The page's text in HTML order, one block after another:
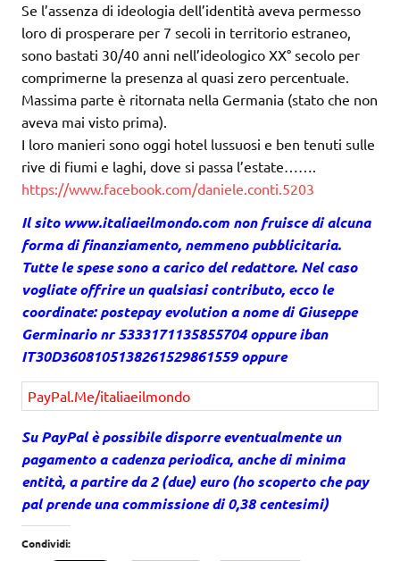
Se l’assenza di ideologia dell’identità aveva permesso
loro di prosperare per 7 secoli in territorio estraneo,
sono bastati 30/40 anni nell’ideologico XX° secolo per
comprimerne la presenza al quasi zero percentuale.
Massima parte è ritornata nella Germania (stato che non
aveva mai visto prima).
I loro manieri sono oggi hotel lussuosi e ben tenuti sulle
rive di fiumi e laghi, dove si passa l’estate…….
https://www.facebook.com/daniele.conti.5203
Il sito www.italiaeilmondo.com non fruisce di alcuna
forma di finanziamento, nemmeno pubblicitaria.
Tutte le spese sono a carico del redattore. Nel caso
vogliate offrire un qualsiasi contributo, ecco le
coordinate: postepay evolution a nome di Giuseppe
Germinario nr 5333171135855704 oppure iban
IT30D3608105138261529861559 oppure
PayPal.Me/italiaeilmondo
Su PayPal è possibile disporre eventualmente un
pagamento a cadenza periodica, anche di minima
entità, a partire da 2 (due) euro (ho scoperto che pay
pal prende una commissione di 0,38 centesimi)
Condividi: